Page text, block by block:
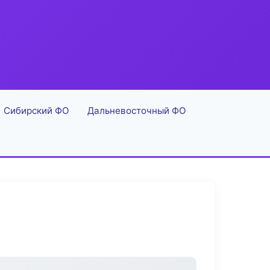
Сибирский ФО Дальневосточный ФО